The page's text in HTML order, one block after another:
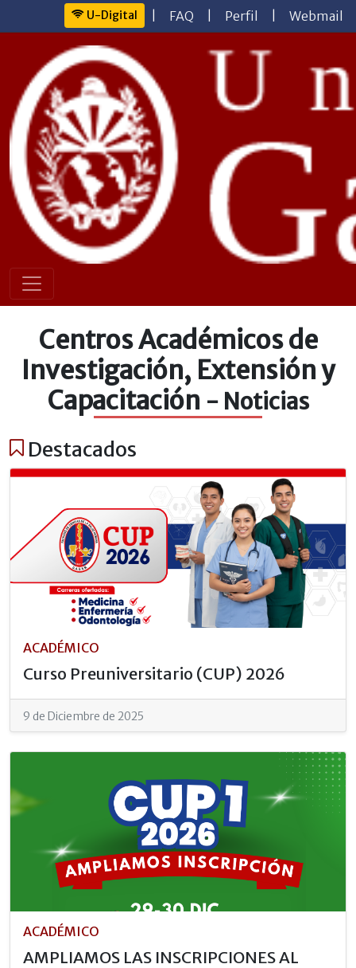
U-Digital FAQ Perfil Webmail
Centros Académicos de
Investigación, Extensión y
Capacitación - Noticias
Destacados
ACADÉMICO
Curso Preuniversitario (CUP) 2026
9 de Diciembre de 2025
ACADÉMICO
AMPLIAMOS LAS INSCRIPCIONES AL